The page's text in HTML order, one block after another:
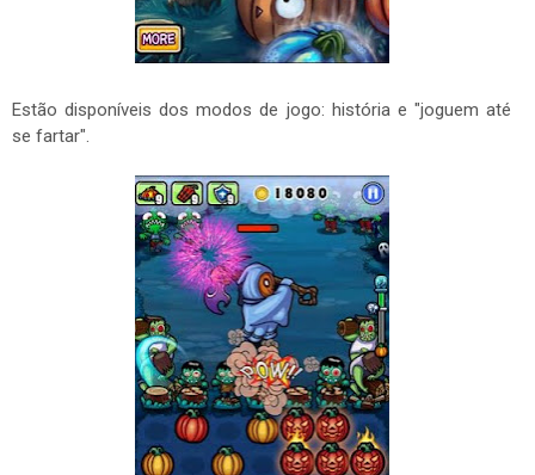
Estão disponíveis dos modos de jogo: história e "joguem até
se fartar".